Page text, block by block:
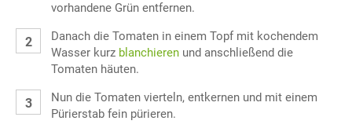
vorhandene Grün entfernen.
Danach die Tomaten in einem Topf mit kochendem
Wasser kurz blanchieren und anschließend die
Tomaten häuten.
Nun die Tomaten vierteln, entkernen und mit einem
Pürierstab fein pürieren.